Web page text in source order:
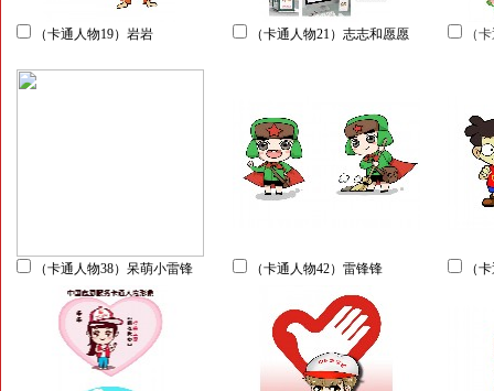
（卡通人物19）岩岩 （卡通人物21）志志和愿愿 （
（卡通人物38）呆萌小雷锋 （卡通人物42）雷锋锋 （